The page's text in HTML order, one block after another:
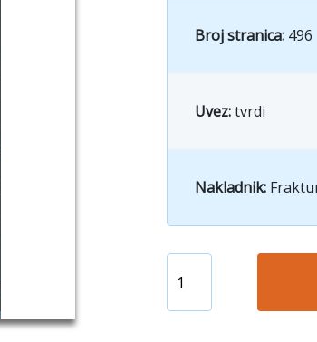
Broj stranica: 496
Uvez:tvrdi
Nakladnik: